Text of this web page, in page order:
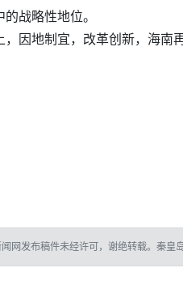
战略性地位。
，因地制宜，改革创新，海南
网发布稿件未经许可，谢绝转载。秦皇